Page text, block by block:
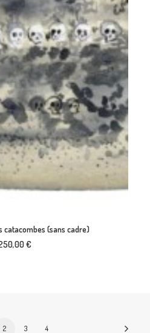
AU PANIER
catacombes (sans cadre)
€
2 3 4